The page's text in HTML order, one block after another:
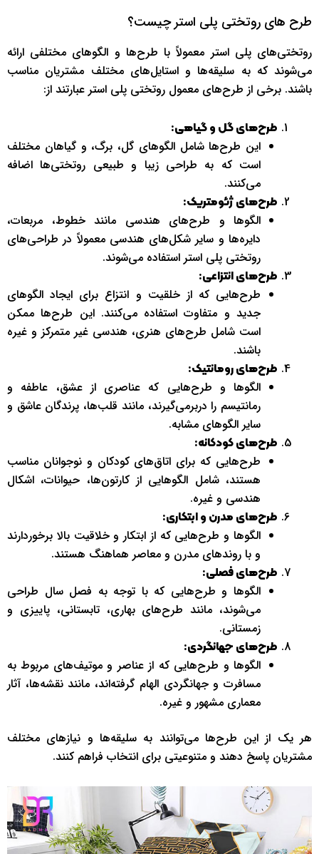
طرح های روتختی پلی استر چیست؟
روتختی‌های پلی استر معمولاً با طرح‌ها و الگوهای مختلفی ارائه
می‌شوند که به سلیقه‌ها و استایل‌های مختلف مشتریان مناسب
باشند. برخی از طرح‌های معمول روتختی پلی استر عبارتند از:
طرح‌های گل و گیاهی:
این طرح‌ها شامل الگوهای گل، برگ، و گیاهان مختلف
است که به طراحی زیبا و طبیعی روتختی‌ها اضافه
می‌کنند.
طرح‌های ژئومتریک:
الگوها و طرح‌های هندسی مانند خطوط، مربعات،
دایره‌ها و سایر شکل‌های هندسی معمولاً در طراحی‌های
روتختی پلی استر استفاده می‌شوند.
طرح‌های انتزاعی:
طرح‌هایی که از خلقیت و انتزاع برای ایجاد الگوهای
جدید و متفاوت استفاده می‌کنند. این طرح‌ها ممکن
است شامل طرح‌های هنری، هندسی غیر متمرکز و غیره
باشند.
طرح‌های رومانتیک:
الگوها و طرح‌هایی که عناصری از عشق، عاطفه و
رمانتیسم را دربرمی‌گیرند، مانند قلب‌ها، پرندگان عاشق و
سایر الگوهای مشابه.
طرح‌های کودکانه:
طرح‌هایی که برای اتاق‌های کودکان و نوجوانان مناسب
هستند، شامل الگوهایی از کارتون‌ها، حیوانات، اشکال
هندسی و غیره.
طرح‌های مدرن و ابتکاری:
الگوها و طرح‌هایی که از ابتکار و خلاقیت بالا برخوردارند
و با روند‌های مدرن و معاصر هماهنگ هستند.
طرح‌های فصلی:
الگوها و طرح‌هایی که با توجه به فصل سال طراحی
می‌شوند، مانند طرح‌های بهاری، تابستانی، پاییزی و
زمستانی.
طرح‌های جهانگردی:
الگوها و طرح‌هایی که از عناصر و موتیف‌های مربوط به
مسافرت و جهانگردی الهام گرفته‌اند، مانند نقشه‌ها، آثار
معماری مشهور و غیره.
هر یک از این طرح‌ها می‌توانند به سلیقه‌ها و نیازهای مختلف
مشتریان پاسخ دهند و متنوعیتی برای انتخاب فراهم کنند.